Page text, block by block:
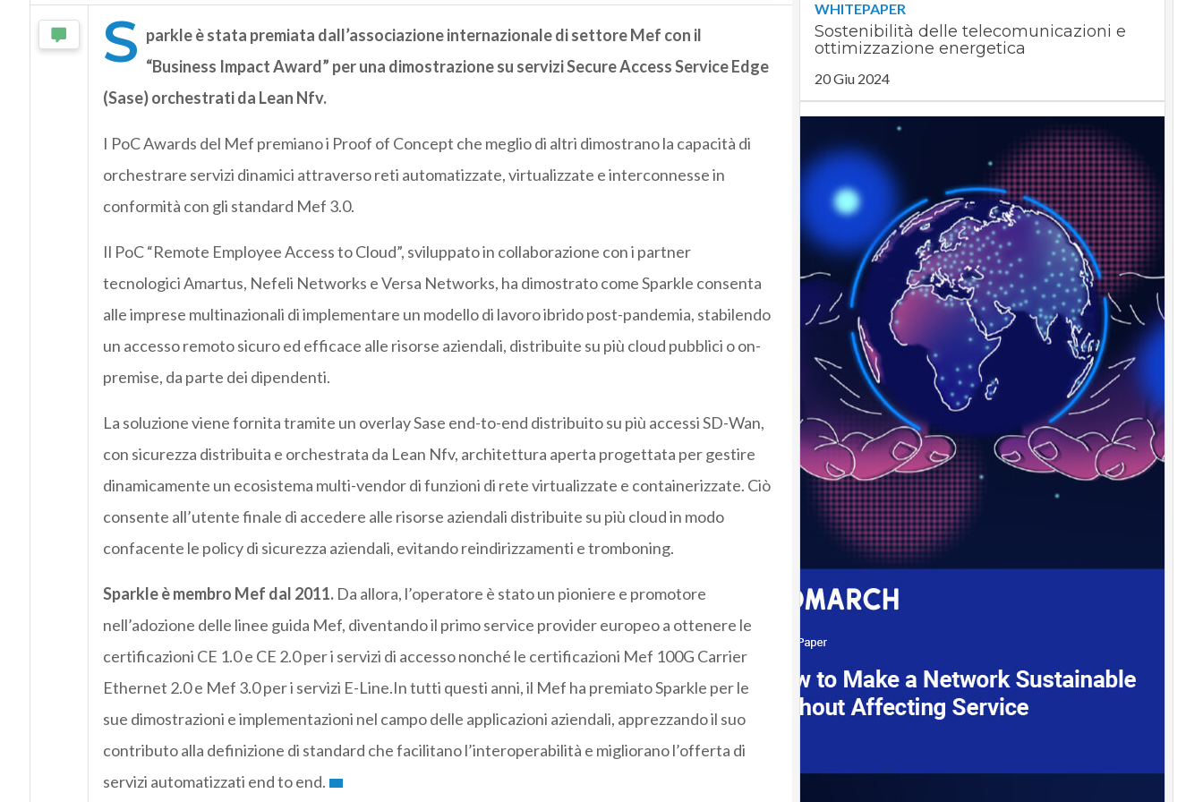
S parkle è stata premiata dall’associazione internazionale di settore Mef con il
“Business Impact Award” per una dimostrazione su servizi Secure Access Service Edge
(Sase) orchestrati da Lean Nfv.
I PoC Awards del Mef premiano i Proof of Concept che meglio di altri dimostrano la capacità di
orchestrare servizi dinamici attraverso reti automatizzate, virtualizzate e interconnesse in
conformità con gli standard Mef 3.0.
Il PoC “Remote Employee Access to Cloud”, sviluppato in collaborazione con i partner
tecnologiciAmartus, Nefeli Networks eVersa Networks, ha dimostrato come Sparkle consenta
alle imprese multinazionali di implementare un modello di lavoro ibrido post-pandemia, stabilendo
un accesso remoto sicuro ed efficace alle risorse aziendali, distribuite su più cloud pubblici o on-
premise, da parte dei dipendenti.
La soluzione viene fornita tramite un overlay Sase end-to-end distribuito su più accessi SD-Wan,
con sicurezza distribuita e orchestrata da Lean Nfv, architettura aperta progettata per gestire
dinamicamente un ecosistema multi-vendor di funzioni di rete virtualizzate e containerizzate. Ciò
consente all’utente finale di accedere alle risorse aziendali distribuite su più cloud in modo
confacente le policy di sicurezza aziendali, evitando reindirizzamenti e tromboning.
Sparkle è membro Mef dal 2011.Da allora, l’operatore è stato un pioniere e promotore
nell’adozione delle linee guida Mef, diventando il primo service provider europeo a ottenere le
certificazioni CE 1.0 e CE 2.0 per i servizi di accesso nonché le certificazioni Mef 100G Carrier
Ethernet 2.0 e Mef 3.0 per i servizi E-Line.In tutti questi anni, il Mef ha premiato Sparkle per le
sue dimostrazioni e implementazioni nel campo delle applicazioni aziendali, apprezzando il suo
contributo alla definizione di standard che facilitano l’interoperabilità e migliorano l’offerta di
servizi automatizzati end to end.
WHITEPAPER
Sostenibilità delle telecomunicazioni e
ottimizzazione energetica
20 Giu 2024